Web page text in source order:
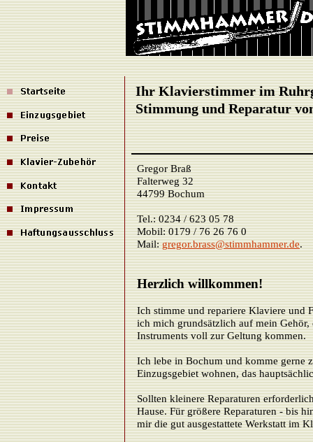
Ihr Klavierstimmer im
Stimmung und Reparatur
Gregor Braß
Falterweg 32
44799 Bochum
Tel.: 0234 / 623 05 78
Mobil: 0179 / 76 26 76 0
Mail:gregor.brass@stimmhammer.de.
Herzlich willkommen!
Ich stimme und repariere Klaviere und
ich mich grundsätzlich auf mein
Instruments voll zur Geltung kommen.
Ich lebe in Bochum und komme gerne
Einzugsgebiet wohnen, das
Sollten kleinere Reparaturen
Hause. Für größere Reparaturen - bis
mir die gut ausgestattete Werkstatt im